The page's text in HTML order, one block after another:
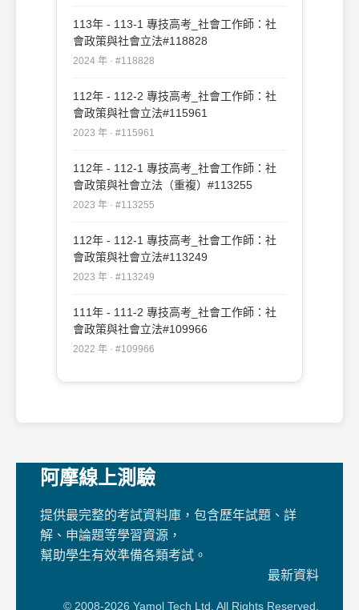
113年 - 113-1 專技高考_社會工作師：社
會政策與社會立法#118828
2024 年 · #118828
112年 - 112-2 專技高考_社會工作師：社
會政策與社會立法#115961
2023 年 · #115961
112年 - 112-1 專技高考_社會工作師：社
會政策與社會立法（重複）#113255
2023 年 · #113255
112年 - 112-1 專技高考_社會工作師：社
會政策與社會立法#113249
2023 年 · #113249
111年 - 111-2 專技高考_社會工作師：社
會政策與社會立法#109966
2022 年 · #109966
阿摩線上測驗
提供最完整的考試資料庫，包含歷年試題、詳
解、申論題等學習資源，
幫助學生有效準備各類考試。
最新資料
© 2008-2026 Yamol Tech Ltd. All Rights Reserved.